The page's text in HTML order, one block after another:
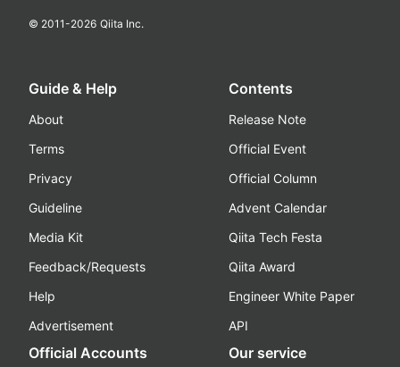
© 2011-2026 Qiita Inc.
Guide & Help
About
Terms
Privacy
Guideline
Media Kit
Feedback/Requests
Help
Advertisement
Contents
Release Note
Official Event
Official Column
Advent Calendar
Qiita Tech Festa
Qiita Award
Engineer White Paper
API
Official Accounts Our service